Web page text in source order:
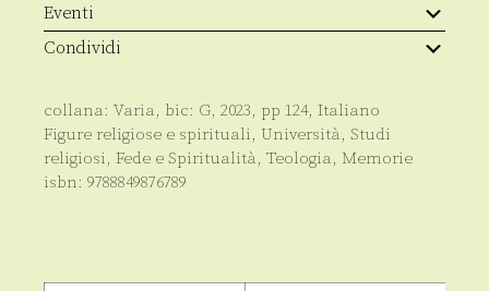
Eventi
Condividi
collana: Varia, bic: G, 2023, pp 124, Italiano
Figure religiose e spirituali, Università, Studi
religiosi, Fede e Spiritualità, Teologia, Memorie
isbn: 9788849876789